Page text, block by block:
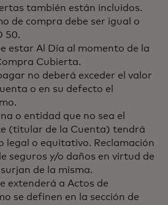
también están incluidos.
de compra debe ser igual o
50.
estar Al Día al momento de la
Cubierta.
no deberá exceder el valor
o en su defecto el
o entidad que no sea el
(titular de la Cuenta) tendrá
legal o equitativo. Reclamación
seguros y/o daños en virtud de
de la misma.
extenderá a Actos de
se definen en la sección de